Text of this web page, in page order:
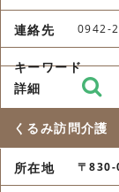
0942-
くるみ訪問介護
〒830-